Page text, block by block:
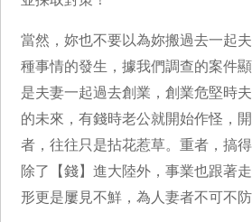
當然，妳也不要以為妳搬過去一起
種事情的發生，據我們調查的案件
是夫妻一起過去創業，創業危堅時
的未來，有錢時老公就開始作怪，
者，往往只是拈花惹草。重者，搞
除了【錢】進大陸外，事業也跟著
形更是屢見不鮮，為人妻者不可不防